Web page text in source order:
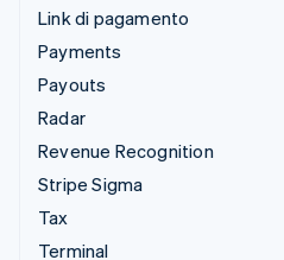
Link di pagamento
Payments
Payouts
Radar
Revenue Recognition
Stripe Sigma
Tax
Terminal